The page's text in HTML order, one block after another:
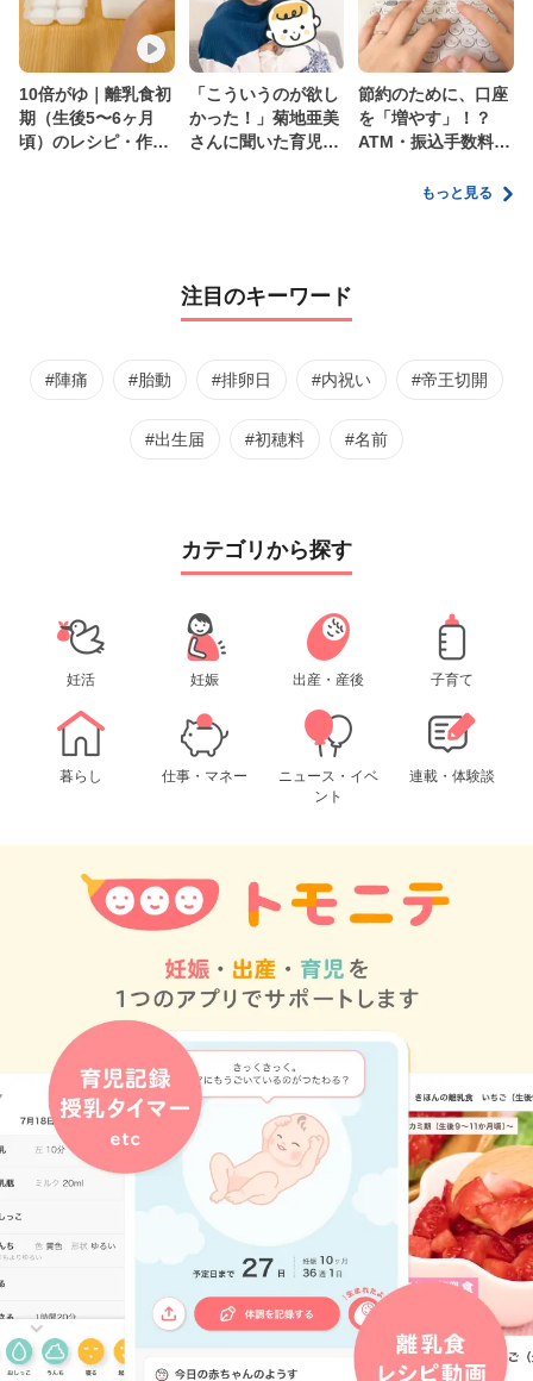
10倍がゆ｜離乳食初
期（生後5〜6ヶ月
頃）のレシピ・作り
「こういうのが欲し
かった！」菊地亜美
さんに聞いた育児
節約のために、口座
を「増やす」！？
ATM・振込手数料の
家計管理術もっと見る
注目のキーワード
#陣痛 #胎動 #排卵日 #内祝い #帝王切開
#出生届 #初穂料 #名前
カテゴリから探す
妊活 妊娠 出産・産後 子育て
暮らし 仕事・マネー
ニュース・イベ
ント
連載・体験談